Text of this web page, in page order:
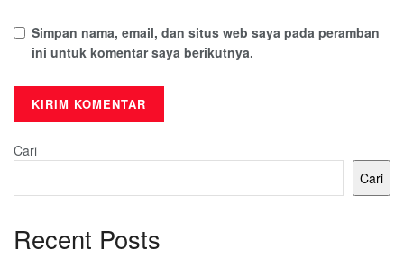
Simpan nama, email, dan situs web saya pada peramban
ini untuk komentar saya berikutnya.
Cari
Cari
Recent Posts